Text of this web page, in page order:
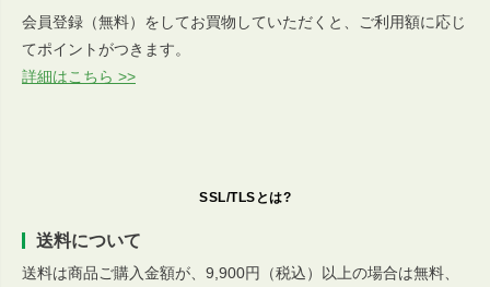
会員登録（無料）をしてお買物していただくと、ご利用額に応じ
てポイントがつきます。
詳細はこちら >>
SSL/TLSとは?
送料について
送料は商品ご購入金額が、9,900円（税込）以上の場合は無料、